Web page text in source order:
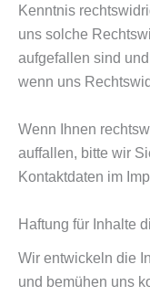
Kenntnis
uns solche
aufgefallen sind
wenn uns
Wenn Ihnen
auffallen, bitte wir
Kontaktdaten im
Haftung für Inhalte
Wir entwickeln die
und bemühen uns